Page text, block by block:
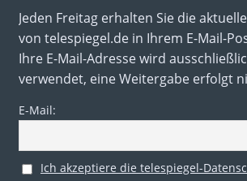
Jeden Freitag erhalten Sie die
von telespiegel.de in Ihrem E-Mail-
Ihre E-Mail-Adresse wird
verwendet, eine Weitergabe erfolgt
E-Mail:
Ich akzeptiere die telespiegel-